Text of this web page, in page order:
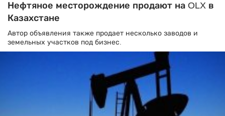
Нефтяное месторождение продают на OLX в
Казахстане
Автор объявления также продает несколько заводов и
земельных участков под бизнес.